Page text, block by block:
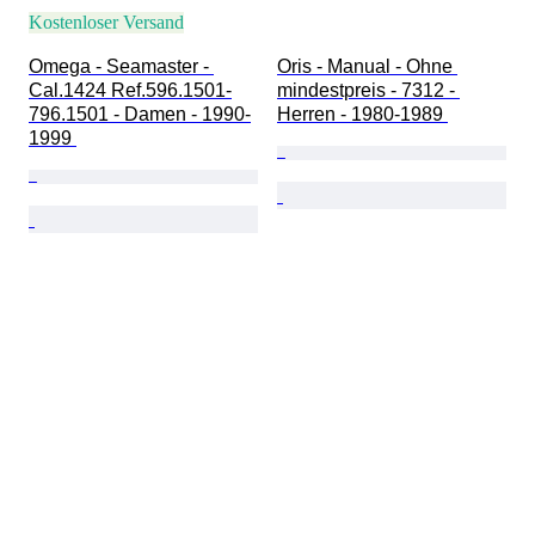
Kostenloser Versand
Omega - Seamaster -
Cal.1424 Ref.596.1501-
796.1501 - Damen - 1990-
1999
Oris - Manual - Ohne
mindestpreis - 7312 -
Herren - 1980-1989